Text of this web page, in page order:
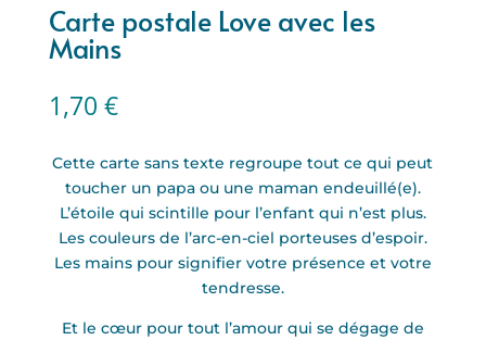
Carte postale Love avec les
Mains
1,70 €
Cette carte sans texte regroupe tout ce qui peut
toucher un papa ou une maman endeuillé(e).
L’étoile qui scintille pour l’enfant qui n’est plus.
Les couleurs de l’arc-en-ciel porteuses d’espoir.
Les mains pour signifier votre présence et votre
tendresse.
Et le cœur pour tout l’amour qui se dégage de